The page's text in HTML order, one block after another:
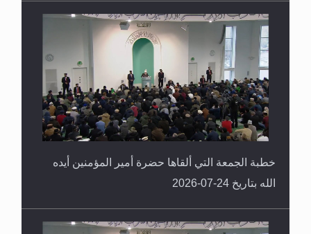
خطبة الجمعة التي ألقاها حضرة أمير المؤمنين أيده
الله بتاريخ 24-07-2026